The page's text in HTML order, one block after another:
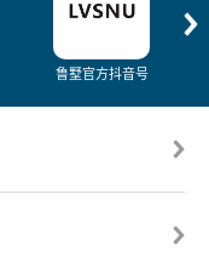
鲁墅官方抖音号